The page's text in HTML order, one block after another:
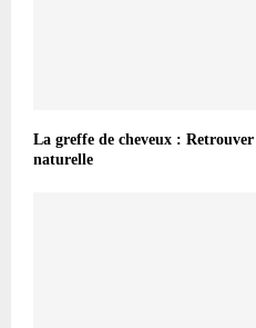
La greffe de cheveux :
naturelle